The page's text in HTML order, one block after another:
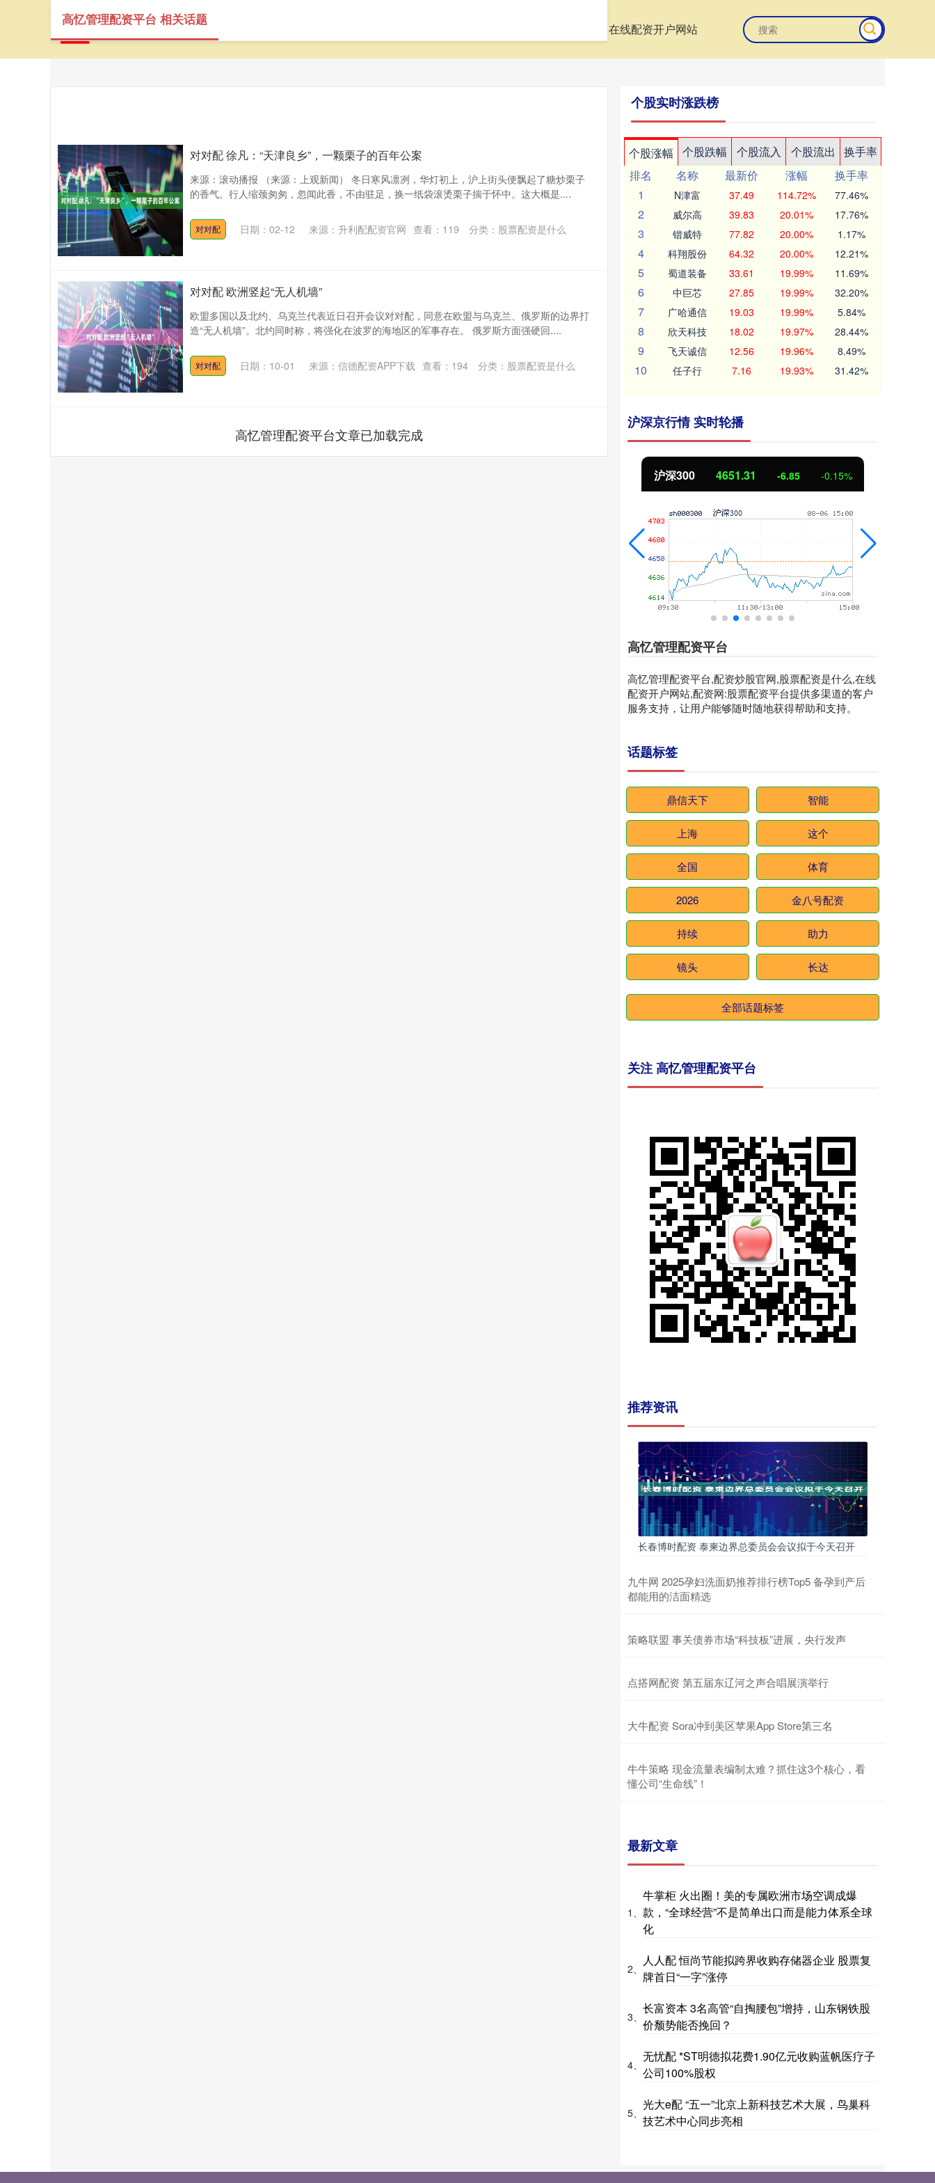
在线配资开户网站
高忆管理配资平台 相关话题
对对配 徐凡：“天津良乡”，一颗栗子的百年公案
来源：滚动播报 （来源：上观新闻） 冬日寒风凛冽，华灯初上，沪上街头便飘起了糖炒栗子
的香气。行人缩颈匆匆，忽闻此香，不由驻足，换一纸袋滚烫栗子揣于怀中。这大概是....
对对配 日期：02-12 来源：升利配配资官网 查看： 119 分类： 股票配资是什么
对对配 欧洲竖起“无人机墙”
欧盟多国以及北约、乌克兰代表近日召开会议对对配，同意在欧盟与乌克兰、俄罗斯的边界打
造“无人机墙”。北约同时称，将强化在波罗的海地区的军事存在。 俄罗斯方面强硬回....
对对配 日期：10-01 来源：信德配资APP下载 查看： 194 分类： 股票配资是什么
高忆管理配资平台文章已加载完成
个股实时涨跌榜
个股涨幅 个股跌幅 个股流入 个股流出
换手率
排名
名称 最新价 涨幅
换手率
1
N津富 37.49 114.72% 77.46%
2 威尔高 39.83 20.01% 17.76%
3 锴威特 77.82 20.00% 1.17%
4 科翔股份 64.32 20.00% 12.21%
5 蜀道装备 33.61 19.99% 11.69%
6 中巨芯 27.85 19.99% 32.20%
7 广哈通信 19.03 19.99% 5.84%
8 欣天科技 18.02 19.97% 28.44%
9 飞天诚信 12.56 19.96% 8.49%
10 任子行 7.16 19.93% 31.42%
沪深京行情 实时轮播
4651.31 -6.85 -0.15% 北证50
高忆管理配资平台
高忆管理配资平台,配资炒股官网,股票配资是什么,在线
配资开户网站,配资网:股票配资平台提供多渠道的客户
服务支持，让用户能够随时随地获得帮助和支持。
话题标签
鼎信天下 智能
上海 这个
全国 体育
2026 金八号配资
持续 助力
镜头 长达
全部话题标签
关注 高忆管理配资平台
推荐资讯
长春博时配资 泰柬边界总委员会会议拟于今天召开
九牛网 2025孕妇洗面奶推荐排行榜Top5 备孕到产后
都能用的洁面精选
策略联盟 事关债券市场“科技板”进展，央行发声
点搭网配资 第五届东辽河之声合唱展演举行
大牛配资 Sora冲到美区苹果App Store第三名
牛牛策略 现金流量表编制太难？抓住这3个核心，看
懂公司“生命线”！
最新文章
1、
牛掌柜 火出圈！美的专属欧洲市场空调成爆
款，“全球经营”不是简单出口而是能力体系全球
化
2、
人人配 恒尚节能拟跨界收购存储器企业 股票复
牌首日“一字”涨停
3、
长富资本 3名高管“自掏腰包”增持，山东钢铁股
价颓势能否挽回？
4、
无忧配 *ST明德拟花费1.90亿元收购蓝帆医疗子
公司100%股权
5、
光大e配 “五一”北京上新科技艺术大展，鸟巢科
技艺术中心同步亮相